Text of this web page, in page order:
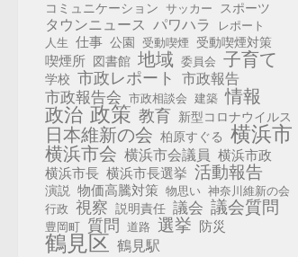
コミュニケーション サッカー スポーツ
タウンニュース パワハラ
レポート
人生 仕事 公園 受動喫煙
受動喫煙対策
喫煙所
図書館 地域 委員会 子育て
学校 市政レポート 市政報告
市政報告会 市政相談会 建築 情報
政治 政策 教育 新型コロナウイルス
日本維新の会 柏原すぐる 横浜市
横浜市会 横浜市会議員
横浜市政
横浜市長 横浜市長選挙 活動報告
演説 物価高騰対策 物思い 神奈川維新の会
行政 視察 説明責任 議会 議会質問
豊岡町 質問 道路 選挙 防災
鶴見区 鶴見駅